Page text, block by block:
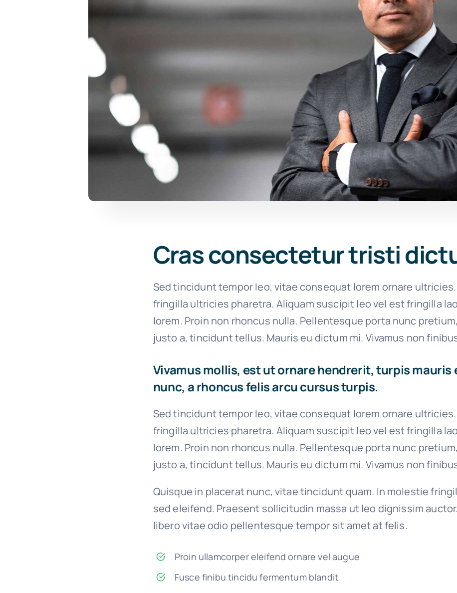
Cras consectetur tristi
Sed tincidunt tempor leo, vitae consequat lorem ornare ultricies.
fringilla ultricies pharetra. Aliquam suscipit leo vel est fringilla
lorem. Proin non rhoncus nulla. Pellentesque porta nunc
justo a, tincidunt tellus. Mauris eu dictum mi. Vivamus non
Vivamus mollis, est ut ornare hendrerit, turpis mauris
nunc, a rhoncus felis arcu cursus turpis.
Sed tincidunt tempor leo, vitae consequat lorem ornare ultricies.
fringilla ultricies pharetra. Aliquam suscipit leo vel est fringilla
lorem. Proin non rhoncus nulla. Pellentesque porta nunc
justo a, tincidunt tellus. Mauris eu dictum mi. Vivamus non
Quisque in placerat nunc, vitae tincidunt quam. In molestie
sed eleifend. Praesent sollicitudin massa ut leo dignissim
libero vitae odio pellentesque tempor sit amet at felis.
Proin ullamcorper eleifend ornare vel augue
Fusce finibu tincidu fermentum blandit